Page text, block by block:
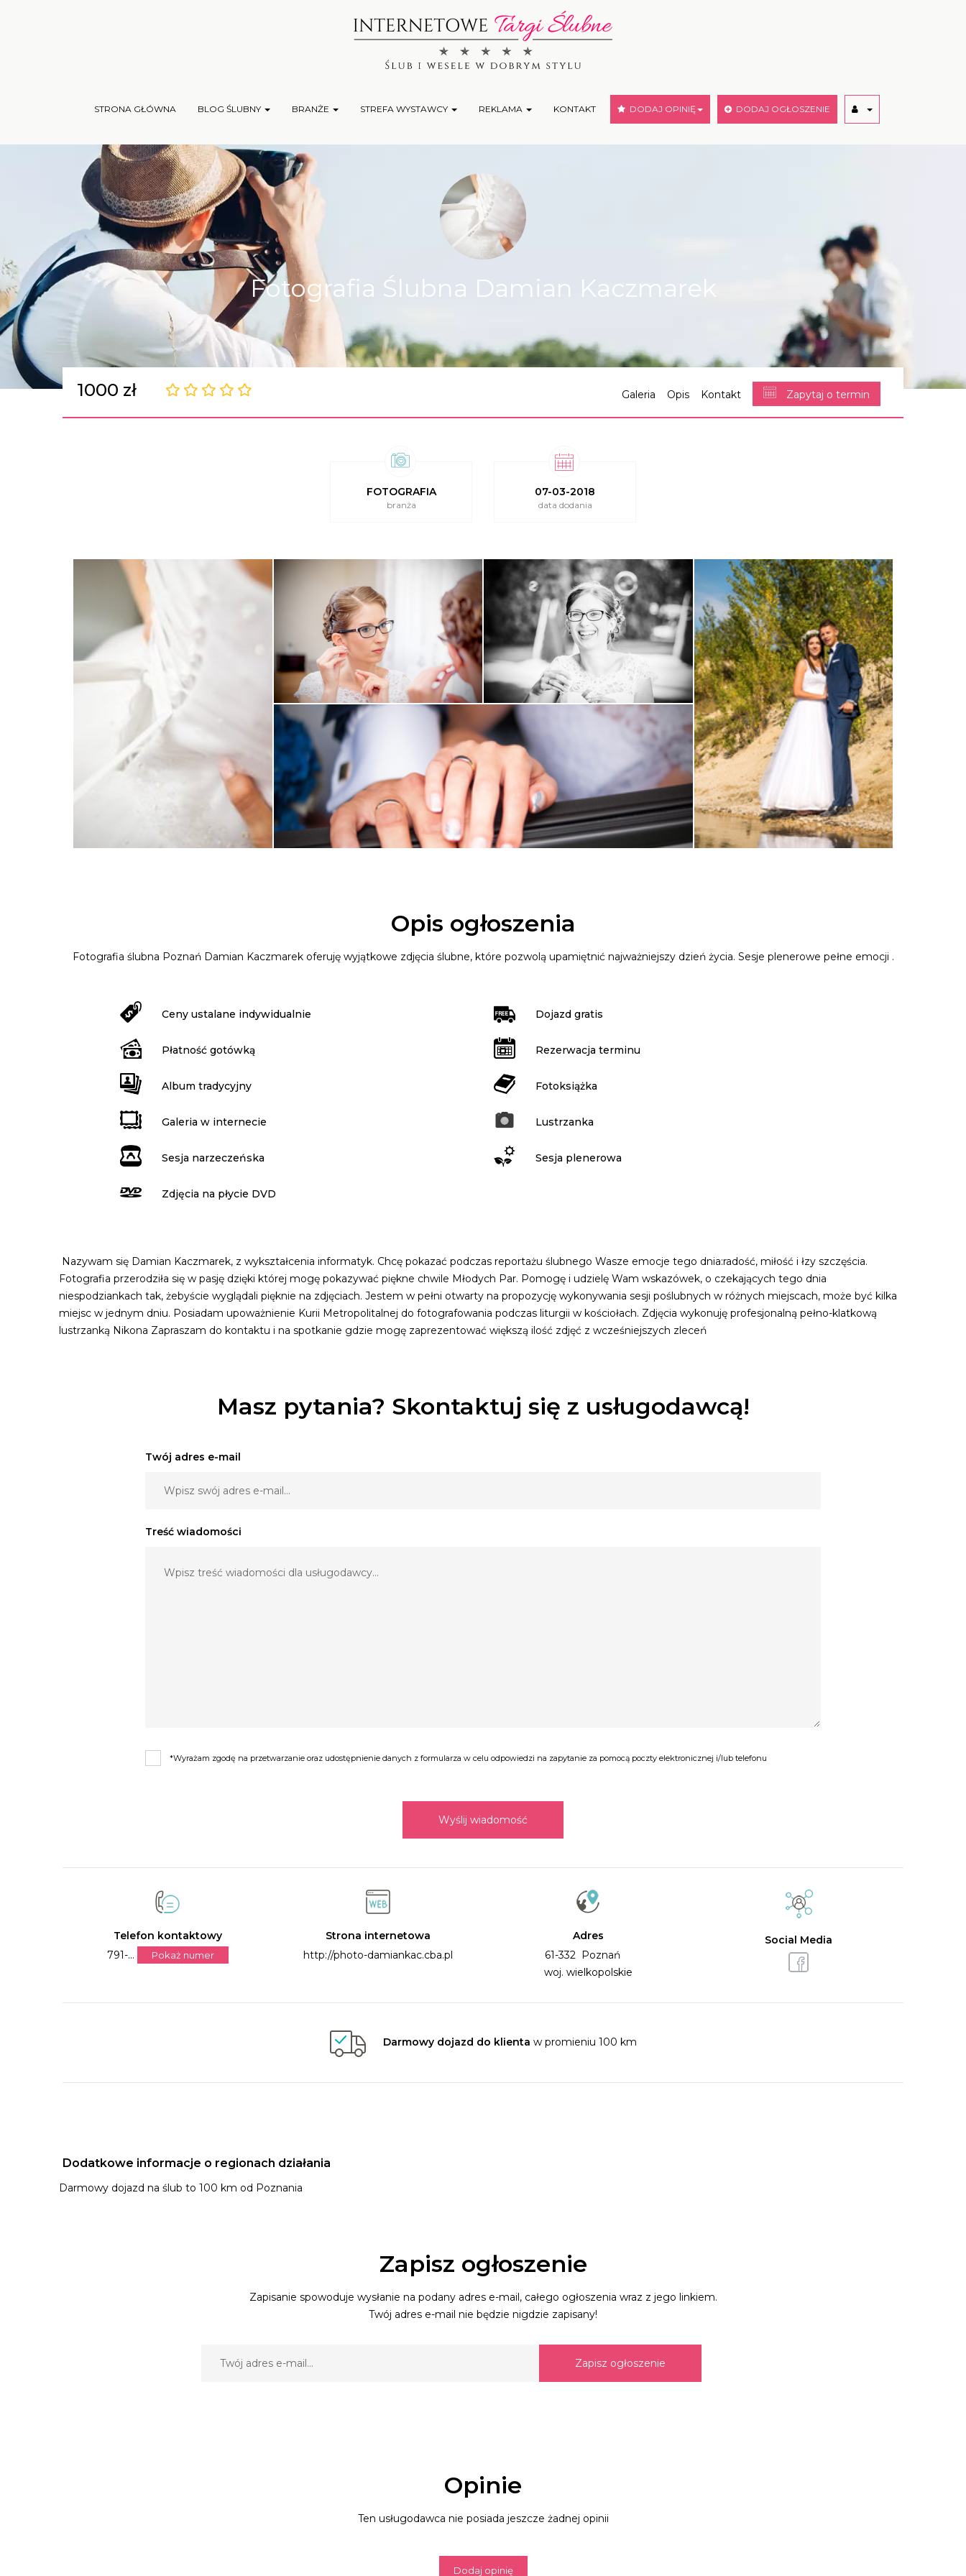
STRONA GŁÓWNA BLOG ŚLUBNY BRANŻE STREFA WYSTAWCY REKLAMA KONTAKT DODAJ OPINIĘ DODAJ OGŁOSZENIE
Fotografia Ślubna Damian Kaczmarek
1000 zł Galeria Opis Kontakt Zapytaj o termin
FOTOGRAFIA
branża
07-03-2018
data dodania
Opis ogłoszenia
Fotografia ślubna Poznań Damian Kaczmarek oferuję wyjątkowe zdjęcia ślubne, które pozwolą upamiętnić najważniejszy dzień życia. Sesje plenerowe pełne emocji .
Ceny ustalane indywidualnie Dojazd gratis
Płatność gotówką Rezerwacja terminu
Album tradycyjny Fotoksiążka
Galeria w internecie Lustrzanka
Sesja narzeczeńska Sesja plenerowa
Zdjęcia na płycie DVD
Nazywam się Damian Kaczmarek, z wykształcenia informatyk. Chcę pokazać podczas reportażu ślubnego Wasze emocje tego dnia:radość, miłość i łzy szczęścia.
Fotografia przerodziła się w pasję dzięki której mogę pokazywać piękne chwile Młodych Par. Pomogę i udzielę Wam wskazówek, o czekających tego dnia
niespodziankach tak, żebyście wyglądali pięknie na zdjęciach. Jestem w pełni otwarty na propozycję wykonywania sesji poślubnych w różnych miejscach, może być kilka
miejsc w jednym dniu. Posiadam upoważnienie Kurii Metropolitalnej do fotografowania podczas liturgii w kościołach. Zdjęcia wykonuję profesjonalną pełno-klatkową
lustrzanką Nikona Zapraszam do kontaktu i na spotkanie gdzie mogę zaprezentować większą ilość zdjęć z wcześniejszych zleceń
Masz pytania? Skontaktuj się z usługodawcą!
Twój adres e-mail
Treść wiadomości
*Wyrażam zgodę na przetwarzanie oraz udostępnienie danych z formularza w celu odpowiedzi na zapytanie za pomocą poczty elektronicznej i/lub telefonu
Wyślij wiadomość
Telefon kontaktowy
791-...
Pokaż numer
Strona internetowa
http://photo-damiankac.cba.pl
Adres
61-332 Poznań
woj. wielkopolskie
Social Media
Darmowy dojazd do klienta w promieniu 100 km
Dodatkowe informacje o regionach działania
Darmowy dojazd na ślub to 100 km od Poznania
Zapisz ogłoszenie
Zapisanie spowoduje wysłanie na podany adres e-mail, całego ogłoszenia wraz z jego linkiem.
Twój adres e-mail nie będzie nigdzie zapisany!
Zapisz ogłoszenie
Opinie
Ten usługodawca nie posiada jeszcze żadnej opinii
Dodaj opinię